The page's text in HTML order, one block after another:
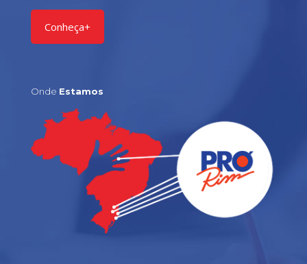
Conheça+
Onde Estamos